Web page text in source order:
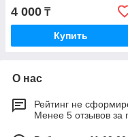
4 000 ₸
Купить
О нас
Рейтинг не
Менее 5 отзывов за